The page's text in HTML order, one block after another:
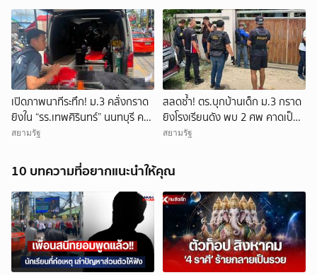
กว่า 15 ราย
เปิดภาพนาทีระทึก! ม.3 คลั่งกราด
ยิงใน “รร.เทพศิรินทร์” นนทบุรี ครู
ดับ 2 บาดเจ็บกว่า 20 ราย ก่อนยิง
สยามรัฐ
สลดซ้ำ! ตร.บุกบ้านเด็ก ม.3 กราด
ยิงโรงเรียนดัง พบ 2 ศพ คาดเป็น
ปู่-ย่า โดนสังหารก่อนก่อเหตุ
สยามรัฐ
10 บทความที่อยากแนะนำให้คุณ
ยกเลิก